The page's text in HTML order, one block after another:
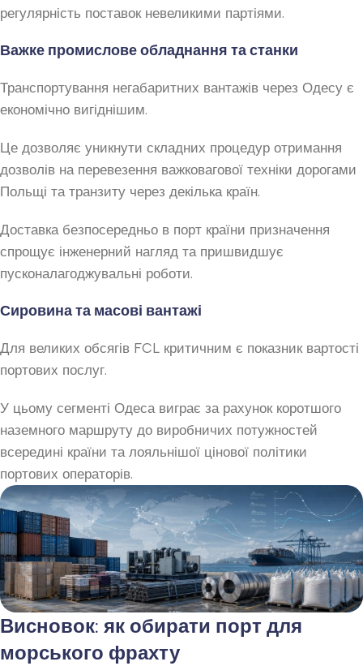
регулярність поставок невеликими партіями.
Важке промислове обладнання та станки
Транспортування негабаритних вантажів через Одесу є
економічно вигіднішим.
Це дозволяє уникнути складних процедур отримання
дозволів на перевезення важковагової техніки дорогами
Польщі та транзиту через декілька країн.
Доставка безпосередньо в порт країни призначення
спрощує інженерний нагляд та пришвидшує
пусконалагоджувальні роботи.
Сировина та масові вантажі
Для великих обсягів FCL критичним є показник вартості
портових послуг.
У цьому сегменті Одеса виграє за рахунок коротшого
наземного маршруту до виробничих потужностей
всередині країни та лояльнішої цінової політики
портових операторів.
Висновок: як обирати порт для
морського фрахту